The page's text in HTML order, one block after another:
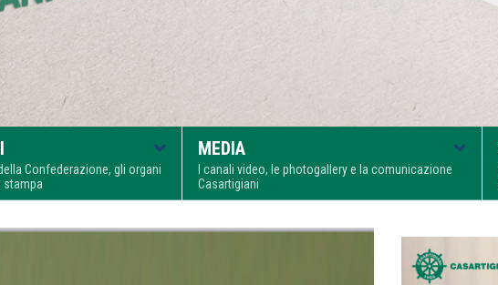
Confederazione, gli organi
stampa
MEDIA
I canali video, le photogallery e la comunicazione
Casartigiani